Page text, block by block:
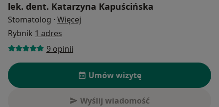
lek. dent. Katarzyna Kapuścińska
Stomatolog · Więcej
Rybnik 1 adres
9 opinii
Umów wizytę
Wyślij wiadomość